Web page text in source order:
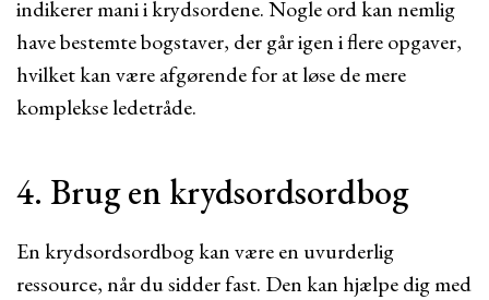
indikerer mani i krydsordene. Nogle ord kan nemlig
have bestemte bogstaver, der går igen i flere opgaver,
hvilket kan være afgørende for at løse de mere
komplekse ledetråde.
4. Brug en krydsordsordbog
En krydsordsordbog kan være en uvurderlig
ressource, når du sidder fast. Den kan hjælpe dig med